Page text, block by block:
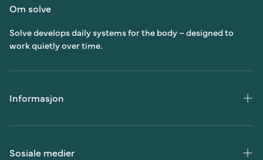
Om solve
Solve develops daily systems for the body – designed to
work quietly over time.
Informasjon
Kundeservice
Vilkår og betingelser
Sosiale medier